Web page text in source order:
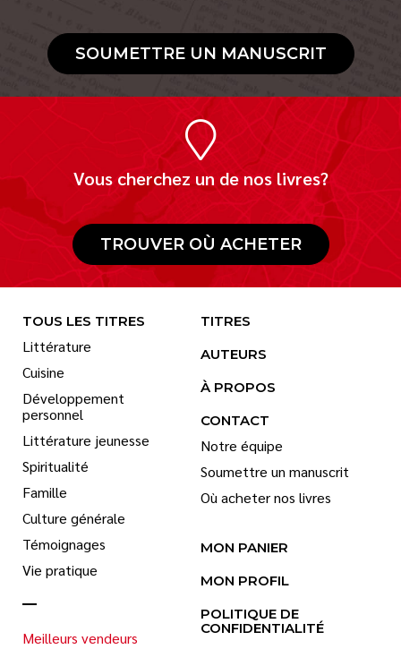
SOUMETTRE UN MANUSCRIT
Vous cherchez un de nos livres?
TROUVER OÙ ACHETER
TOUS LES TITRES
Littérature
Cuisine
Développement
personnel
Littérature jeunesse
Spiritualité
Famille
Culture générale
Témoignages
Vie pratique
Meilleurs vendeurs
TITRES
AUTEURS
À PROPOS
CONTACT
Notre équipe
Soumettre un manuscrit
Où acheter nos livres
MON PANIER
MON PROFIL
POLITIQUE DE
CONFIDENTIALITÉ